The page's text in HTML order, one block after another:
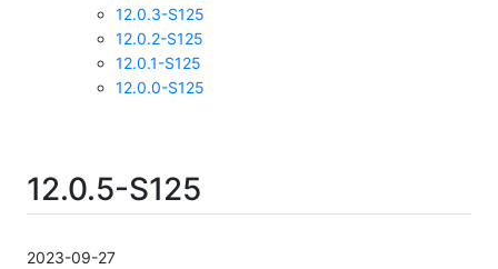
12.0.3-S125
12.0.2-S125
12.0.1-S125
12.0.0-S125
12.0.5-S125
2023-09-27